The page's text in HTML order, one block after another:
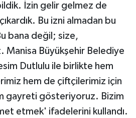
İzin gelir gelmez de
Bu izni almadan bu
bana değil; size,
Büyükşehir Belediye
Dutlulu ile birlikte hem
hem de çiftçilerimiz için
gayreti gösteriyoruz. Bizim
etmek' ifadelerini kullandı.